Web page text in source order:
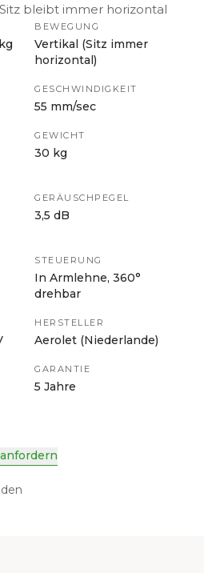
bleibt immer horizontal
BEWEGUNG
Vertikal (Sitz immer
horizontal)
GESCHWINDIGKEIT
55 mm/sec
GEWICHT
30 kg
GERÄUSCHPEGEL
3,5 dB
STEUERUNG
In Armlehne, 360°
drehbar
HERSTELLER
Aerolet (Niederlande)
GARANTIE
5 Jahre